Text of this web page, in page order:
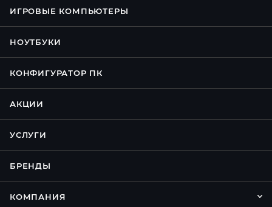
ИГРОВЫЕ КОМПЬЮТЕРЫ
НОУТБУКИ
КОНФИГУРАТОР ПК
АКЦИИ
УСЛУГИ
БРЕНДЫ
КОМПАНИЯ